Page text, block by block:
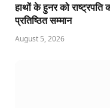
हाथों के हुनर को
प्रतिष्ठित सम्मान
August 5, 2026